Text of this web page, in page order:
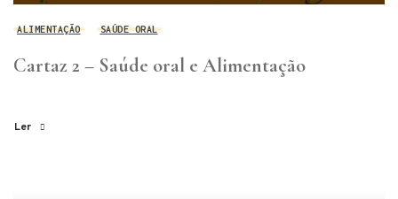
ALIMENTAÇÃO SAÚDE ORAL
Cartaz 2 – Saúde oral e Alimentação
Ler